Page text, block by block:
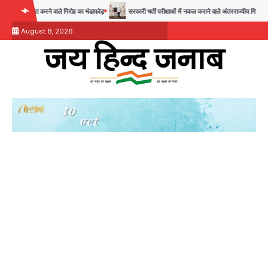
content
करने वाले गिरोह का भंडाफोड़ सरकारी भर्ती परीक्षाओं में नकल कराने वाले अंतरराज्यीय गिरोह का भंडाफोड़,
August 8, 2026